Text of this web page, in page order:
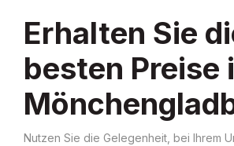
Erhalten Sie
besten Preise
Nutzen Sie die Gelegenheit, bei Ihrem